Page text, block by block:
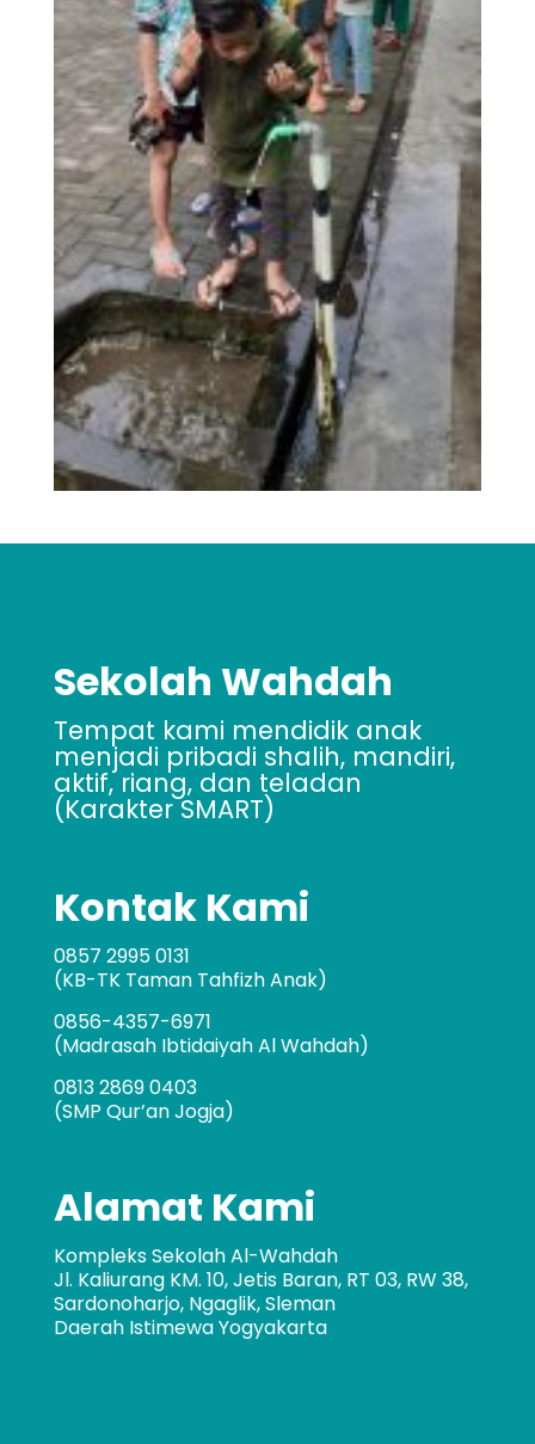
Sekolah Wahdah
Tempat kami mendidik anak
menjadi pribadi shalih, mandiri,
aktif, riang, dan teladan
(Karakter SMART)
Kontak Kami
0857 2995 0131
(KB-TK Taman Tahfizh Anak)
0856-4357-6971
(Madrasah Ibtidaiyah Al Wahdah)
0813 2869 0403
(SMP Qur’an Jogja)
Alamat Kami
Kompleks Sekolah Al-Wahdah
Jl. Kaliurang KM. 10, Jetis Baran, RT 03, RW 38,
Sardonoharjo, Ngaglik, Sleman
Daerah Istimewa Yogyakarta